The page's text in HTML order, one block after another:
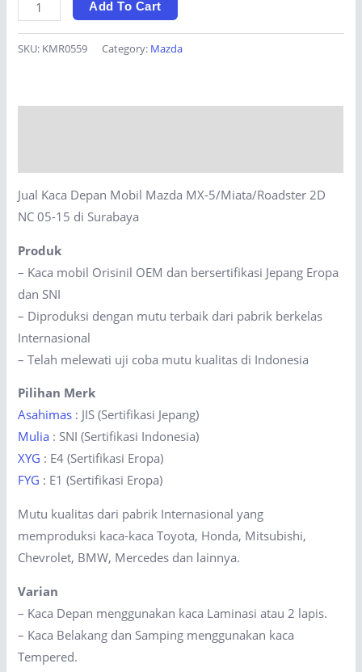
Kaca
Depan
NC
05-
15
di
Surabaya
quantity
Add To Cart
SKU: KMR0559 Category: Mazda
Jual Kaca Depan Mobil Mazda MX-5/Miata/Roadster 2D
NC 05-15 di Surabaya
Produk
– Kaca mobil Orisinil OEM dan bersertifikasi Jepang Eropa
dan SNI
– Diproduksi dengan mutu terbaik dari pabrik berkelas
Internasional
– Telah melewati uji coba mutu kualitas di Indonesia
Pilihan Merk
Asahimas : JIS (Sertifikasi Jepang)
Mulia : SNI (Sertifikasi Indonesia)
XYG : E4 (Sertifikasi Eropa)
FYG : E1 (Sertifikasi Eropa)
Mutu kualitas dari pabrik Internasional yang
memproduksi kaca-kaca Toyota, Honda, Mitsubishi,
Chevrolet, BMW, Mercedes dan lainnya.
Varian
– Kaca Depan menggunakan kaca Laminasi atau 2 lapis.
– Kaca Belakang dan Samping menggunakan kaca
Tempered.